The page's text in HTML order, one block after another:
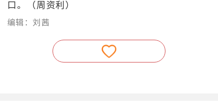
口。（周资利）
编辑：刘茜